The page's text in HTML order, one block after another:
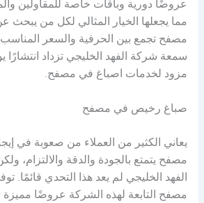
عروضًا دورية وباقات خاصة للمقاولين
مما يجعلها الخيار المثالي لكل من
مصفح تجمع بين الحرفية والسعر
سمعة شركة الفهد الخليجي تزداد انتشارًا
مزود لخدمات اصباغ في مصفح.
صباغ رخيص في مصفح
يعاني الكثير من العملاء من صعوبة في
مصفح يتمتع بالجودة والدقة والالتزام،
الفهد الخليجي لم يعد هذا التحدي قائمًا.
مصفح التابعة لهذه الشركة عروضًا